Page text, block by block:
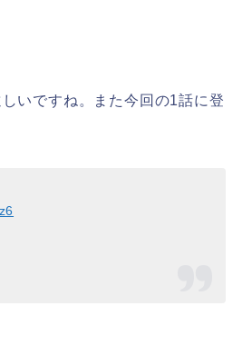
いですね。また今回の1話に登